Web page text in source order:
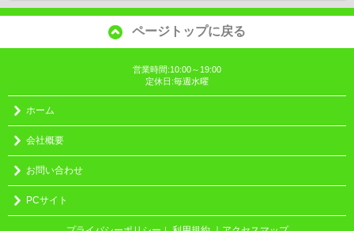
ページトップに戻る
営業時間:10:00～19:00
定休日:毎週水曜
ホーム
会社概要
お問い合わせ
PCサイト